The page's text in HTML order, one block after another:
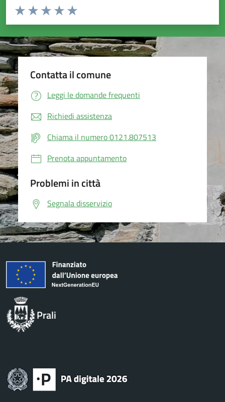
Valuta da 1 a 5 stelle la pagina
Valuta 5 stelle su 5
Valuta 4 stelle su 5
Valuta 3 stelle su 5
Valuta 2 stelle su 5
Valuta 1 stelle su 5
Contatta il comune
Leggi le domande frequenti
Richiedi assistenza
Chiama il numero 0121.807513
Prenota appuntamento
Problemi in città
Segnala disservizio
Prali